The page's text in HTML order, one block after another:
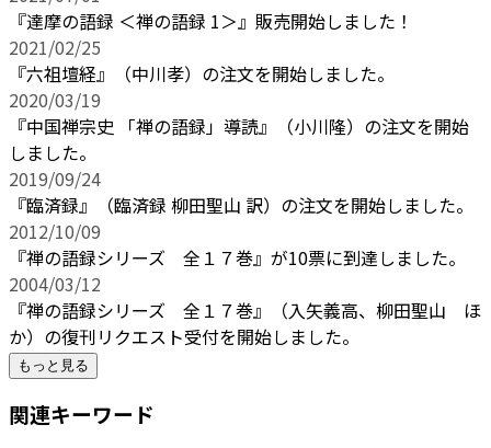
『達摩の語録 ＜禅の語録 1＞』販売開始しました！
2021/02/25
『六祖壇経』（中川孝）の注文を開始しました。
2020/03/19
『中国禅宗史 「禅の語録」導読』（小川隆）の注文を開始
しました。
2019/09/24
『臨済録』（臨済録 柳田聖山 訳）の注文を開始しました。
2012/10/09
『禅の語録シリーズ 全１７巻』が10票に到達しました。
2004/03/12
『禅の語録シリーズ 全１７巻』（入矢義高、柳田聖山 ほ
か）の復刊リクエスト受付を開始しました。
もっと見る
関連キーワード